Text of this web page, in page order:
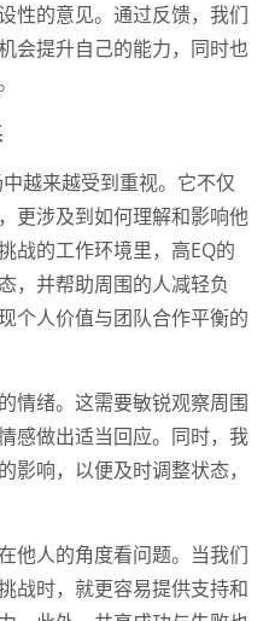
性的意见。通过反馈，我们
会提升自己的能力，同时也
越来越受到重视。它不仅
更涉及到如何理解和影响他
战的工作环境里，高EQ的
，并帮助周围的人减轻负
个人价值与团队合作平衡的
情绪。这需要敏锐观察周围
感做出适当回应。同时，我
影响，以便及时调整状态，
他人的角度看问题。当我们
战时，就更容易提供支持和